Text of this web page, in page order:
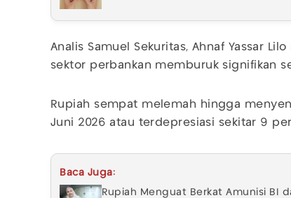
Analis Samuel Sekuritas, Ahnaf Yassar
sektor perbankan memburuk signifikan
Rupiah sempat melemah hingga
Juni 2026 atau terdepresiasi sekitar 9
Baca Juga:
Rupiah Menguat Berkat Amunisi BI